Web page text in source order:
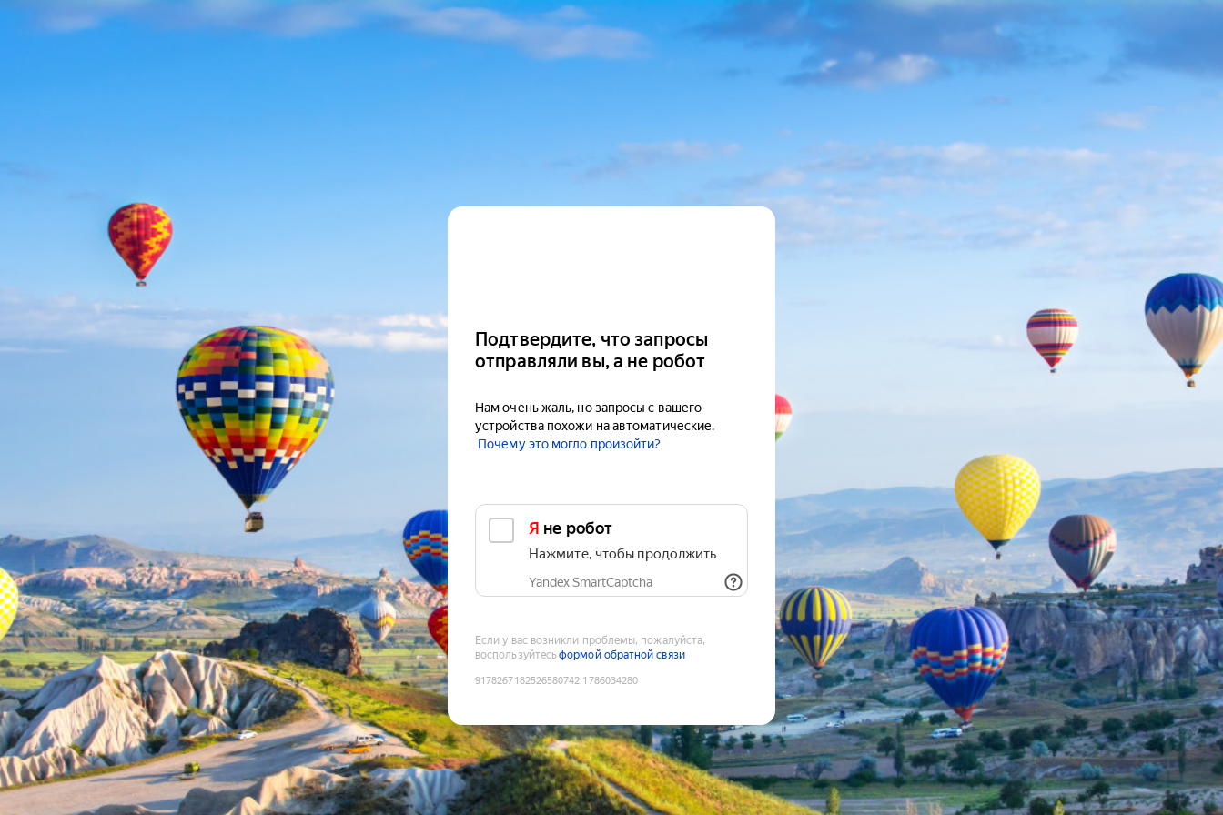
Подтвердите, что запросы
отправляли вы, а не робот
Нам очень жаль, но запросы с вашего
устройства похожи на автоматические.
Почему это могло произойти?
Я не робот
Нажмите, чтобы продолжить
Yandex SmartCaptcha
Если у вас возникли проблемы, пожалуйста,
воспользуйтесьформой обратной связи
9178267182526580742:1786034280